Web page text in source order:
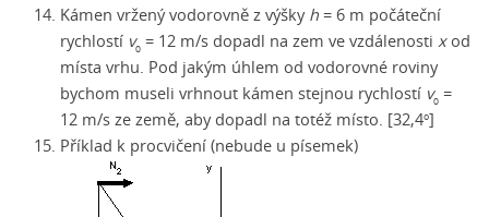
Kámen vržený vodorovně z výšky h = 6 m počáteční
rychlostí v0 = 12 m/s dopadl na zem ve vzdálenosti xod
místa vrhu. Pod jakým úhlem od vodorovné roviny
bychom museli vrhnout kámen stejnou rychlostí v0 =
12 m/s ze země, aby dopadl na totéž místo. [32,4o]
Příklad k procvičení (nebude u písemek)